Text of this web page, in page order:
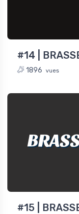
#14 |
1896 vues
#15 |